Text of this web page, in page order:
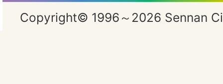
Copyright© 1996～2026 Sennan